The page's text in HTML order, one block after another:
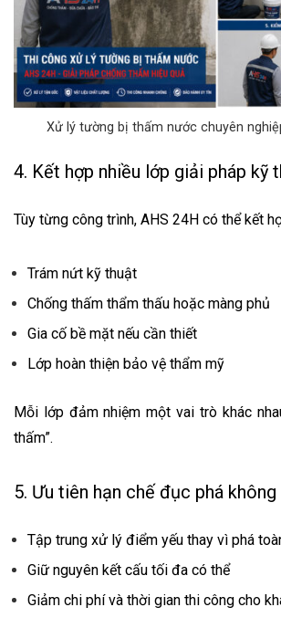
Xử lý tường bị thấm nước chuyên
4. Kết hợp nhiều lớp giải pháp kỹ
Tùy từng công trình, AHS 24H có thể kết
Trám nứt kỹ thuật
Chống thấm thẩm thấu hoặc màng phủ
Gia cố bề mặt nếu cần thiết
Lớp hoàn thiện bảo vệ thẩm mỹ
Mỗi lớp đảm nhiệm một vai trò khác
thấm”.
5. Ưu tiên hạn chế đục phá
Tập trung xử lý điểm yếu thay vì phá
Giữ nguyên kết cấu tối đa có thể
Giảm chi phí và thời gian thi công cho